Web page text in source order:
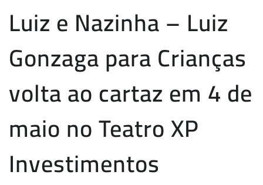
Luiz e Nazinha – Luiz
Gonzaga para Crianças
volta ao cartaz em 4 de
maio no Teatro XP
Investimentos